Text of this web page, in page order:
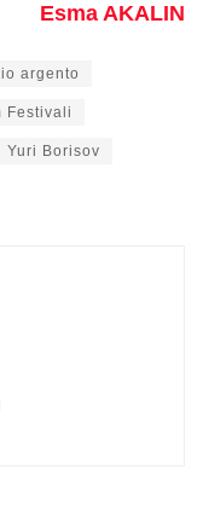
Esma AKALIN
argento
Festivali
Yuri Borisov